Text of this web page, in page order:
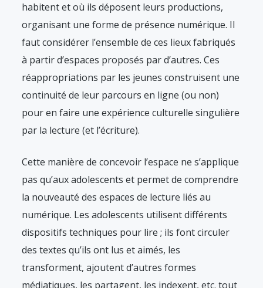
habitent et où ils déposent leurs productions,
organisant une forme de présence numérique. Il
faut considérer l’ensemble de ces lieux fabriqués
à partir d’espaces proposés par d’autres. Ces
réappropriations par les jeunes construisent une
continuité de leur parcours en ligne (ou non)
pour en faire une expérience culturelle singulière
par la lecture (et l’écriture).
Cette manière de concevoir l’espace ne s’applique
pas qu’aux adolescents et permet de comprendre
la nouveauté des espaces de lecture liés au
numérique. Les adolescents utilisent différents
dispositifs techniques pour lire ; ils font circuler
des textes qu’ils ont lus et aimés, les
transforment, ajoutent d’autres formes
médiatiques, les partagent, les indexent, etc. tout